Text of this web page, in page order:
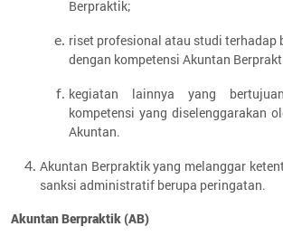
Berpraktik;
riset profesional atau studi terhadap
dengan kompetensi Akuntan
kegiatan lainnya yang
kompetensi yang diselenggarakan
Akuntan.
Akuntan Berpraktik yang melanggar
sanksi administratif berupa peringatan.
Akuntan Berpraktik (AB)